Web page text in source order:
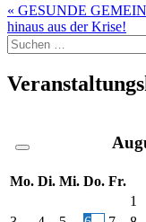
« GESUNDE
hinaus aus der Krise!
Suche
nach:
Mo. Di. Mi. Do. Fr.
1